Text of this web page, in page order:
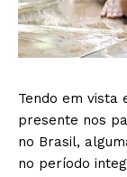
Tendo em vista
presente nos
no Brasil,
no período